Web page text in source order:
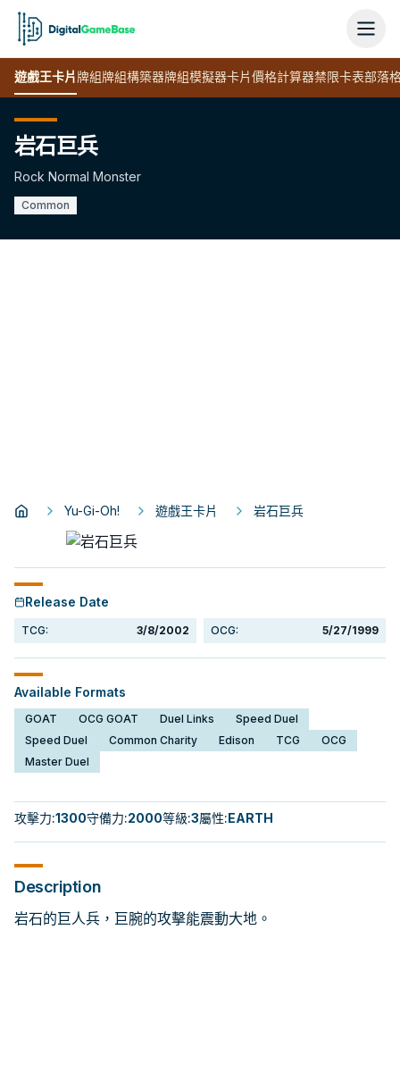
遊戲王卡片牌組牌組構築器牌組模擬器卡片價格計算器禁限卡表部落
岩石巨兵
Rock Normal Monster
Common
Yu-Gi-Oh! 遊戲王卡片 岩石巨兵
Release Date
TCG: 3/8/2002 OCG: 5/27/1999
Available Formats
GOAT OCG GOAT Duel Links
Speed Duel
Speed Duel
Common Charity Edison TCG
OCG
Master Duel
攻擊力:1300守備力:2000等級:3屬性:EARTH
Description
岩石的巨人兵，巨腕的攻擊能震動大地。